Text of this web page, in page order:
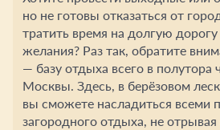
но не готовы отказаться от
тратить время на долгую
желания? Раз так, обратите
— базу отдыха всего в полутора
Москвы. Здесь, в берёзовом
вы сможете насладиться всеми
загородного отдыха, не